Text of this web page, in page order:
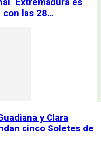
‘Extremadura es
con las 28…
y Clara
cinco Soletes de